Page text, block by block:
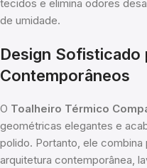
tecidos e elimina odores
de umidade.
Design Sofisticado
Contemporâneos
O Toalheiro Térmico
geométricas elegantes e
polido. Portanto, ele
arquitetura contemporânea,